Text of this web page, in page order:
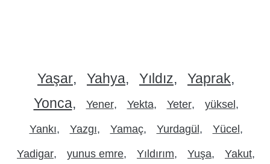
Yaşar Yahya Yıldız
Yaprak
Yonca
Yener Yekta Yeter yüksel
Yankı Yazgı Yamaç Yurdagül Yücel
Yadigar yunus emre Yıldırım Yuşa Yakut